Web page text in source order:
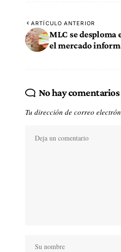
ARTÍCULO ANTERIOR
MLC se desploma
el mercado
No hay comentarios
Tu dirección de correo